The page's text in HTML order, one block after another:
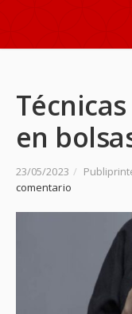
en
23/05/2023 /
comentario